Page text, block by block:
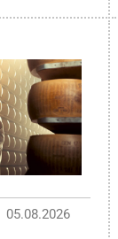
05.08.2026